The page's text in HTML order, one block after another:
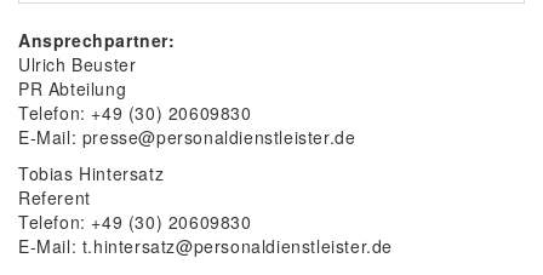
Ansprechpartner:
Ulrich Beuster
PR Abteilung
Telefon: +49 (30) 20609830
E-Mail: presse@personaldienstleister.de
Tobias Hintersatz
Referent
Telefon: +49 (30) 20609830
E-Mail: t.hintersatz@personaldienstleister.de